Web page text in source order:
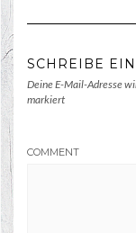
SCHREIBE
Deine E-Mail-Adresse
markiert
COMMENT